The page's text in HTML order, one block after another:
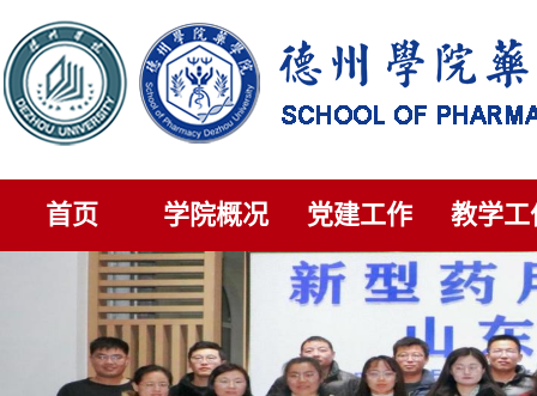
首页 学院概况 党建工作 教学工